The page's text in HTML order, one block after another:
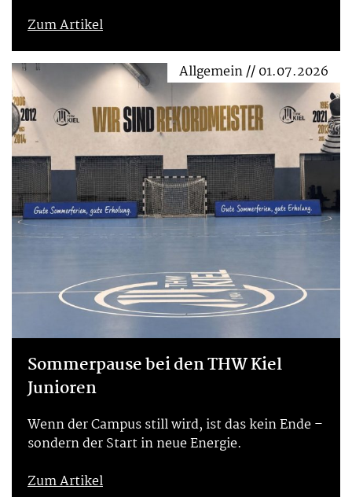
Zum Artikel
Allgemein // 01.07.2026
Sommerpause bei den THW Kiel
Junioren
Wenn der Campus still wird, ist das kein Ende –
sondern der Start in neue Energie.
Zum Artikel